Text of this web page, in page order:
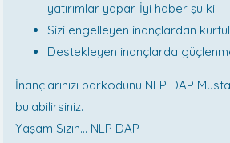
yatırımlar yapar. İyi haber şu ki
Sizi engelleyen inançlardan
Destekleyen inançlarda
İnançlarınızı barkodunu NLP DAP
bulabilirsiniz.
Yaşam Sizin… NLP DAP